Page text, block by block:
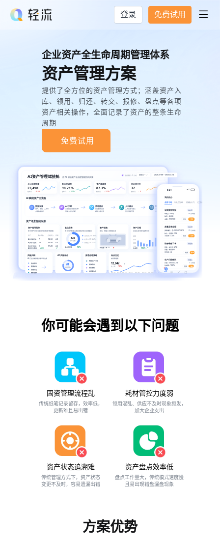
登录 免费试用 
企业资产全生命周期管理体系
资产管理方案
提供了全方位的资产管理方式；涵盖资产入
库、领用、归还、转交、报修、盘点等各项
资产相关操作，全面记录了资产的整条生命
周期
免费试用
你可能会遇到以下问题
固资管理流程乱
传统纸笔记录留存，效率低，
更新难且易出错
耗材管控力度弱
领用混乱、供应不及时现象频发，
加大企业支出
资产状态追溯难
传统管理方式下，资产状态
变更不及时，容易遗漏出错
资产盘点效率低
盘点工作量大，传统模式速度慢
且易出现错盘漏盘现象
方案优势